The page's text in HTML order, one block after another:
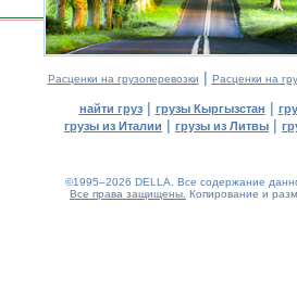
Расценки на грузоперевозки | Расценки на
найти груз| грузы Кыргызстан |
грузы из Италии | грузы из Литвы |
©1995–2026 DELLA. Все содержание
Все права защищены. Копирование и